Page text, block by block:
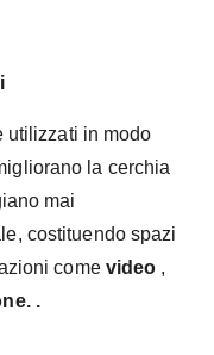
utilizzati in modo
la cerchia
mai
costituendo spazi
come video ,
.